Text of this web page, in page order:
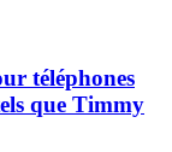
téléphones
que Timmy